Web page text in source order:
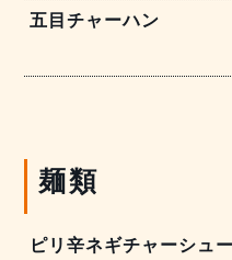
五目チャーハン
麺類
ピリ辛ネギチャーシュ